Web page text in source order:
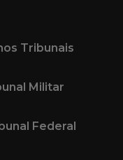
Tribunais
Militar
Federal